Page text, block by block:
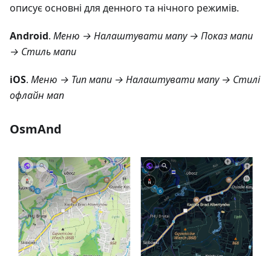
описує основні для денного та нічного режимів.
Android. Меню → Налаштувати мапу → Показ мапи
→ Стиль мапи
iOS. Меню → Тип мапи → Налаштувати мапу → Стилі
офлайн мап
OsmAnd